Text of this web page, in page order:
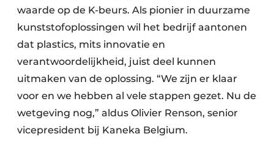
waarde op de K-beurs. Als pionier in duurzame
kunststofoplossingen wil het bedrijf aantonen
dat plastics, mits innovatie en
verantwoordelijkheid, juist deel kunnen
uitmaken van de oplossing. “We zijn er klaar
voor en we hebben al vele stappen gezet. Nu de
wetgeving nog,” aldus Olivier Renson, senior
vicepresident bij Kaneka Belgium.